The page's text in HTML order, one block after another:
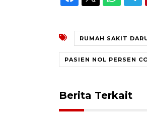
RUMAH SAKIT
PASIEN NOL PERSEN
Berita Terkait